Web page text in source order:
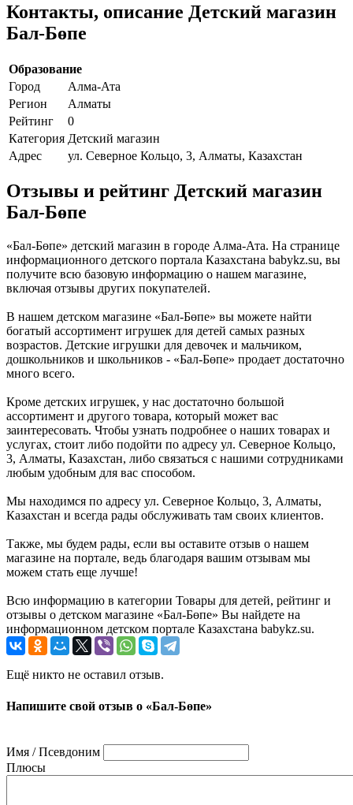
Контакты, описание Детский магазин
Бал-Бөпе
Образование
Город
Алма-Ата
Регион
Алматы
Рейтинг
0
Категория Детский магазин
Адрес
ул. Северное Кольцо, 3, Алматы, Казахстан
Отзывы и рейтинг Детский магазин
Бал-Бөпе
«Бал-Бөпе» детский магазин в городе Алма-Ата. На странице
информационного детского портала Казахстана babykz.su, вы
получите всю базовую информацию о нашем магазине,
включая отзывы других покупателей.
В нашем детском магазине «Бал-Бөпе» вы можете найти
богатый ассортимент игрушек для детей самых разных
возрастов. Детские игрушки для девочек и мальчиком,
дошкольников и школьников - «Бал-Бөпе» продает достаточно
много всего.
Кроме детских игрушек, у нас достаточно большой
ассортимент и другого товара, который может вас
заинтересовать. Чтобы узнать подробнее о наших товарах и
услугах, стоит либо подойти по адресу ул. Северное Кольцо,
3, Алматы, Казахстан, либо связаться с нашими сотрудниками
любым удобным для вас способом.
Мы находимся по адресу ул. Северное Кольцо, 3, Алматы,
Казахстан и всегда рады обслуживать там своих клиентов.
Также, мы будем рады, если вы оставите отзыв о нашем
магазине на портале, ведь благодаря вашим отзывам мы
можем стать еще лучше!
Всю информацию в категории Товары для детей, рейтинг и
отзывы о детском магазине «Бал-Бөпе» Вы найдете на
информационном детском портале Казахстана babykz.su.
Ещё никто не оставил отзыв.
Напишите свой отзыв о «Бал-Бөпе»
Имя / Псевдоним
Плюсы